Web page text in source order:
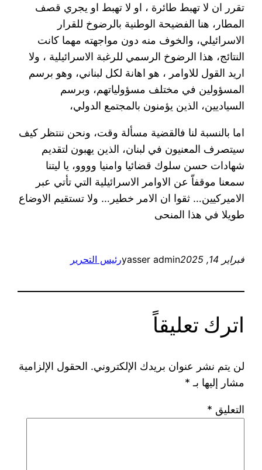
تقرر ان لا تهبط طائرة ، او لا تهبط او يجري قصف
المطار، هنا الفضيحة الوطنية بالرضوخ للقرار
الاسرائيلي، والخوف منه دون مواجهته مهما كانت
النتائج، هذا الرضوخ الرسمي للرغبة الاسرائيلية ، ولا
اريد القول للاوامر ، هو اهانة لكل لبناني، وهو برسم
المسؤولين في مختلف مسؤولياتهم، وبرسم
السياديين، الذين يؤمنون بالمجتمع الدولي،
اما بالنسبة لنا فالقضية مسألة وقت، ونحن ننتظر كيف
سيتصرف المعنيون في لبنان، الذين يهبون لتقديم
شهادات حسن سلوك قضائيا وامنيا وووو، يا ليتنا
سمعنا موقفاّ عن الاوامر الاسرائيلية التي تأتي عبر
الاميركيين… ثقوا ان الامر خطير… ولا تستقيم الاوضاع
طويلا في هذا المنحى
فبراير 14, 2025 yasser adminرئيس التحرير
اترك تعليقاً
لن يتم نشر عنوان بريدك الإلكتروني. الحقول الإلزامية
مشار إليها بـ *
التعليق *